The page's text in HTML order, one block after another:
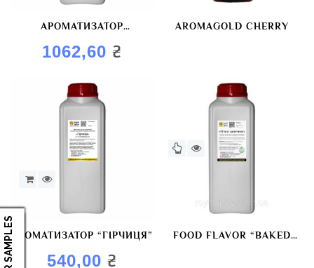
АРОМАТИЗАТОР
ХАРЧОВИЙ “ІНДИЧКА З
ЧАСНИКОМ”
1062,60₴
AROMAGOLD CHERRY
АРОМАТИЗАТОР “ГІРЧИЦЯ”
540,00₴
FOOD FLAVOR “BAKED